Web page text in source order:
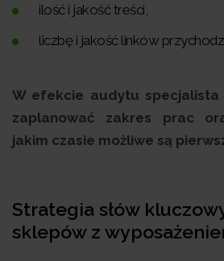
ilość i jakość treści,
liczbę i jakość linków
W efekcie audytu specjalista
zaplanować zakres prac
jakim czasie możliwe są
Strategia słów
sklepów z